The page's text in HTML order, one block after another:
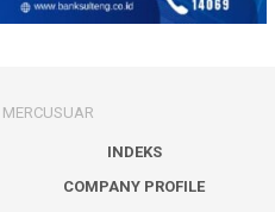
INDEKS
COMPANY PROFILE